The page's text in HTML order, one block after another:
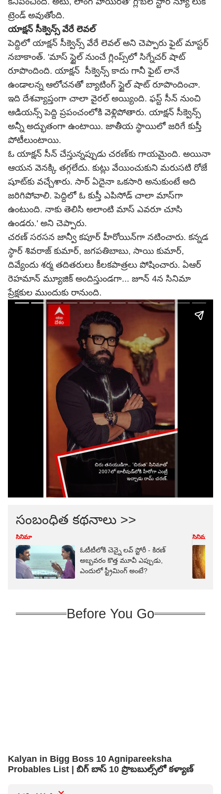
ట్రెండ్ అవుతోంది.
యాక్షన్ సీక్వెన్స్ వేరే లెవల్
పెద్దిలో యాక్షన్ సీక్వెన్స్ వేరే లెవల్ అని చెప్పారు ఫైట్ మాస్టర్
నబాకాంత్. 'మాస్ స్టైల్ నుంచే గ్లింప్స్‌లో సిగ్నేచర్ షాట్
రూపొందింది. యాక్షన్ సీక్వెన్స్ కాదు గానీ ఫైట్ లానే
ఉండాలన్న ఆలోచనతో బ్యాటింగ్ స్టైల్ షాట్ రూపొందించా.
ఇది దేశవ్యాప్తంగా చాలా వైరల్ అయ్యింది. ఫస్ట్ సీన్ నుంచి
ఆడియన్స్ పెద్ది ప్రపంచంలోకి వెళ్లిపోతారు. యాక్షన్ సీక్వెన్స్
అన్నీ అద్భుతంగా ఉంటాయి. జాతీయ స్థాయిలో జరిగే కుస్తీ
పోటీలుంటాయి.
ఓ యాక్షన్ సీన్ చేస్తున్నప్పుడు చరణ్‌కు గాయమైంది. అయినా
ఆయన వెనక్కి తగ్గలేదు. కుట్లు వేయించుకుని మరుసటి రోజే
షూట్‌కు వచ్చేశారు. సార్ ఏదైనా ఒకసారి అనుకుంటే అది
జరిగిపోవాలి. పెద్దిలో ఓ కుస్తీ ఎపిసోడ్ చాలా మాస్‌గా
ఉంటుంది. నాకు తెలిసి అలాంటి మాస్ ఎవరూ చూసి
ఉండరు.' అని చెప్పారు.
చరణ్ సరసన జాన్వీ కపూర్ హీరోయిన్‌గా నటించారు. కన్నడ
స్ఠార్ శివరాజ్ కుమార్, జగపతిబాబు, సాయి కుమార్,
దివ్యేందు శర్మ తదితరులు కీలకపాత్రలు పోషించారు. ఏఆర్
రెహమాన్ మ్యూజిక్ అందిస్తుండగా... జూన్ 4న సినిమా
ప్రేక్షకుల ముందుకు రానుంది.
సంబంధిత కథనాలు >>
సినిమా
ఓటీటీలోకి చెన్నై లవ్ స్టోరీ - కిరణ్
అబ్బవరం కొత్త మూవీ ఎప్పుడు,
ఎందులో స్ట్రీమింగ్ అంటే?
సినిమా
Before You Go
Kalyan in Bigg Boss 10 Agnipareeksha
Probables List | బిగ్ బాస్ 10 ప్రొబబుల్స్‌లో కళ్యాణ్